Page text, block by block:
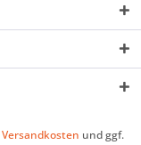
Versandkosten und ggf.